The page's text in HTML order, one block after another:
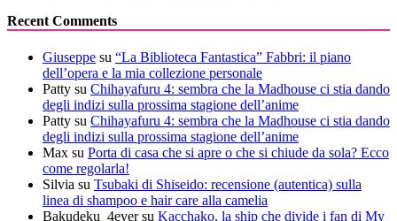
Recent Comments
Giuseppe su “La Biblioteca Fantastica” Fabbri: il piano
dell’opera e la mia collezione personale
Patty su Chihayafuru 4: sembra che la Madhouse ci stia dando
degli indizi sulla prossima stagione dell’anime
Patty su Chihayafuru 4: sembra che la Madhouse ci stia dando
degli indizi sulla prossima stagione dell’anime
Max su Porta di casa che si apre o che si chiude da sola? Ecco
come regolarla!
Silvia su Tsubaki di Shiseido: recensione (autentica) sulla
linea di shampoo e hair care alla camelia
Bakudeku_4eversu Kacchako, la ship che divide i fan di My